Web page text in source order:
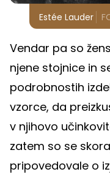
Estée Lauder
Vendar pa so
njene stojnice in
podrobnostih
vzorce, da
v njihovo
zatem so se
pripovedovale o